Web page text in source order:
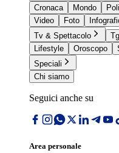
Cronaca
Mondo
Video
Foto
Tv & Spettacolo
Lifestyle
Oroscopo
Speciali
Chi siamo
Seguici anche su
Area personale